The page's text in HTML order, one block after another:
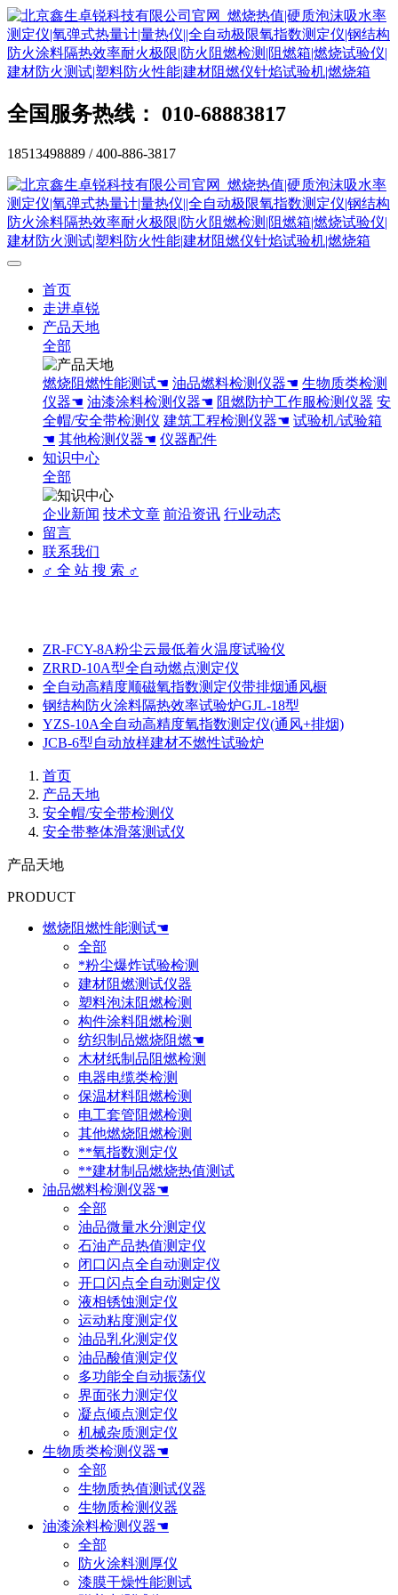
全国服务热线： 010-68883817
18513498889 / 400-886-3817
首页
走进卓锐
产品天地
全部
燃烧阻燃性能测试☚ 油品燃料检测仪器☚ 生物质类检测
仪器☚ 油漆涂料检测仪器☚ 阻燃防护工作服检测仪器 安
全帽/安全带检测仪 建筑工程检测仪器☚ 试验机/试验箱
☚ 其他检测仪器☚ 仪器配件
知识中心
全部
企业新闻 技术文章 前沿资讯 行业动态
留言
联系我们
♂ 全 站 搜 索 ♂
ZR-FCY-8A粉尘云最低着火温度试验仪
ZRRD-10A型全自动燃点测定仪
全自动高精度顺磁氧指数测定仪带排烟通风橱
钢结构防火涂料隔热效率试验炉GJL-18型
YZS-10A全自动高精度氧指数测定仪(通风+排烟)
JCB-6型自动放样建材不燃性试验炉
首页
产品天地
安全帽/安全带检测仪
安全带整体滑落测试仪
产品天地
PRODUCT
燃烧阻燃性能测试☚
全部
*粉尘爆炸试验检测
建材阻燃测试仪器
塑料泡沫阻燃检测
构件涂料阻燃检测
纺织制品燃烧阻燃☚
木材纸制品阻燃检测
电器电缆类检测
保温材料阻燃检测
电工套管阻燃检测
其他燃烧阻燃检测
**氧指数测定仪
**建材制品燃烧热值测试
油品燃料检测仪器☚
全部
油品微量水分测定仪
石油产品热值测定仪
闭口闪点全自动测定仪
开口闪点全自动测定仪
液相锈蚀测定仪
运动粘度测定仪
油品乳化测定仪
油品酸值测定仪
多功能全自动振荡仪
界面张力测定仪
凝点倾点测定仪
机械杂质测定仪
生物质类检测仪器☚
全部
生物质热值测试仪器
生物质检测仪器
油漆涂料检测仪器☚
全部
防火涂料测厚仪
漆膜干燥性能测试